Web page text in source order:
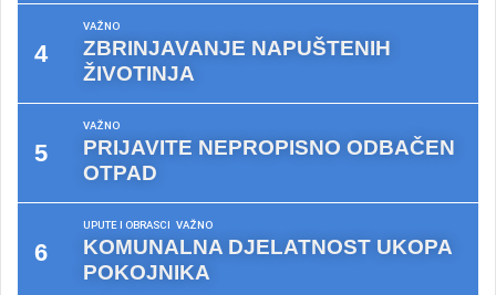
VAŽNO
ZBRINJAVANJE NAPUŠTENIH
ŽIVOTINJA
VAŽNO
PRIJAVITE NEPROPISNO ODBAČEN
OTPAD
UPUTE I OBRASCI VAŽNO
KOMUNALNA DJELATNOST UKOPA
POKOJNIKA